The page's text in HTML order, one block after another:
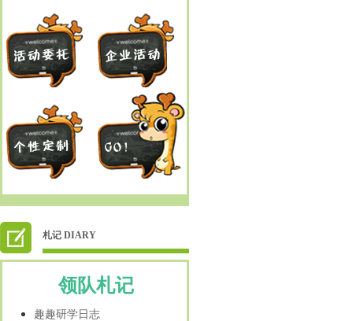
札记 DIARY
领队札记
趣趣研学日志